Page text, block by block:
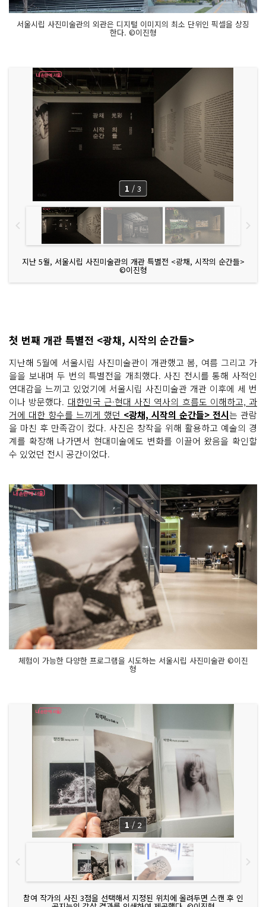
서울시립 사진미술관의 외관은 디지털 이미지의 최소 단위인 픽셀을 상징
한다. ©이진형
지난 5월, 서울시립 사진미술관의 개관 특별전 <광채, 시작의 순간들>
©이진형
1 / 3
첫 번째 개관 특별전 <광채, 시작의 순간들>
지난해 5월에 서울시립 사진미술관이 개관했고 봄, 여름 그리고 가
을을 보내며 두 번의 특별전을 개최했다. 사진 전시를 통해 사적인
연대감을 느끼고 있었기에 서울시립 사진미술관 개관 이후에 세 번
이나 방문했다. 대한민국 근·현대 사진 역사의 흐름도 이해하고, 과
거에 대한 향수를 느끼게 했던 <광채, 시작의 순간들> 전시는 관람
을 마친 후 만족감이 컸다. 사진은 창작을 위해 활용하고 예술의 경
계를 확장해 나가면서 현대미술에도 변화를 이끌어 왔음을 확인할
수 있었던 전시 공간이었다.
체험이 가능한 다양한 프로그램을 시도하는 서울시립 사진미술관 ©이진
형
참여 작가의 사진 3점을 선택해서 지정된 위치에 올려두면 스캔 후 인
1 / 2